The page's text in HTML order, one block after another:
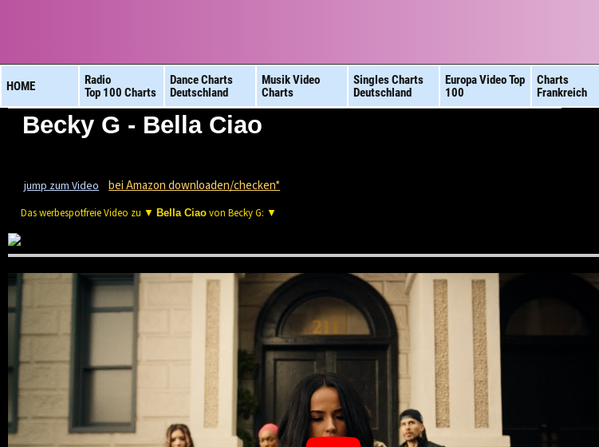
HOME
Radio
Top 100 Charts
Dance Charts
Deutschland
Musik Video
Charts
Singles Charts
Deutschland
Europa VideoTop
100
Charts
Frankreich
Becky G - Bella Ciao
jump zum Video bei Amazon downloaden/checken*
Das werbespotfreie Video zu ▼Bella Ciao von Becky G: ▼